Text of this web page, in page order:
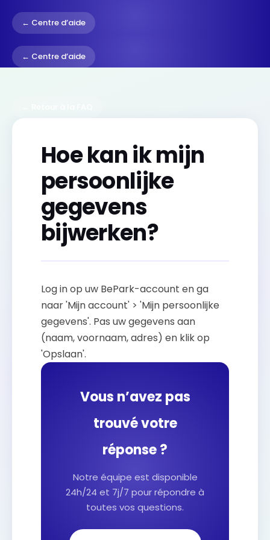
← Centre d’aide
← Centre d’aide
Hoe kan ik mijn
persoonlijke
gegevens
bijwerken?
Log in op uw BePark-account en ga
naar 'Mijn account' > 'Mijn persoonlijke
gegevens'. Pas uw gegevens aan
(naam, voornaam, adres) en klik op
'Opslaan'.
Vous n’avez pas
trouvé votre
réponse ?
Notre équipe est disponible
24h/24 et 7j/7 pour répondre à
toutes vos questions.